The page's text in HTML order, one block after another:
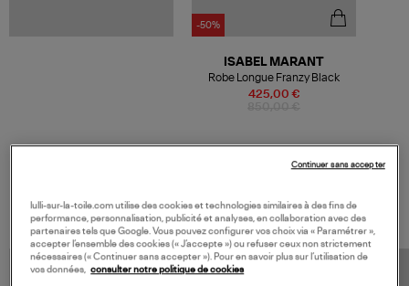
-50%
425,00 €
ISABEL MARANT
Robe Longue Franzy Black
lulli-sur-la-toile.com utilise des cookies et technologies similaires à des fins de
performance, personnalisation, publicité et analyses, en collaboration avec des
partenaires tels que Google. Vous pouvez configurer vos choix via « Paramétrer »,
accepter l’ensemble des cookies (« J’accepte ») ou refuser ceux non strictement
nécessaires (« Continuer sans accepter »). Pour en savoir plus sur l’utilisation de
vos données,
consulter notre politique de cookies
Continuer sans accepter